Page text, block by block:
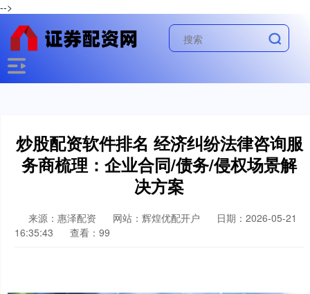
-->
炒股配资软件排名 经济纠纷法律咨询服
务商梳理：企业合同/债务/侵权场景解
决方案
来源：惠泽配资 网站：辉煌优配开户
日期：2026-05-21
16:35:43
查看：99